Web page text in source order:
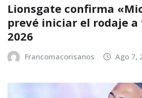
Lionsgate confirma
prevé iniciar el rodaje a
2026
Francomacorisanos Ago 7,